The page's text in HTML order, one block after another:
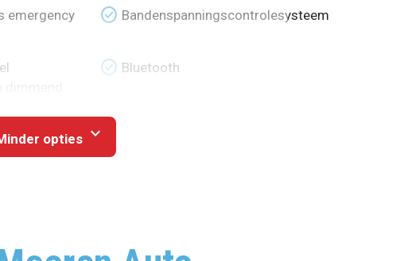
emergency
check_circle Bandenspanningscontrolesysteem
check_circle Bluetooth
opties expand_more